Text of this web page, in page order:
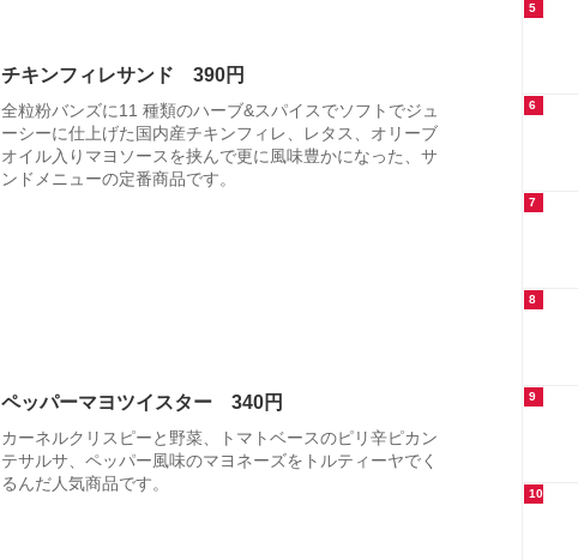
チキンフィレサンド 390円
全粒粉バンズに11 種類のハーブ&スパイスでソフトでジュ
ーシーに仕上げた国内産チキンフィレ、レタス、オリーブ
オイル入りマヨソースを挟んで更に風味豊かになった、サ
ンドメニューの定番商品です。
ペッパーマヨツイスター 340円
カーネルクリスピーと野菜、トマトベースのピリ辛ピカン
テサルサ、ペッパー風味のマヨネーズをトルティーヤでく
るんだ人気商品です。
5
6
7
8
9
10